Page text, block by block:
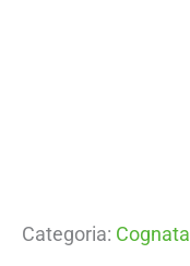
Categoria: Cognata